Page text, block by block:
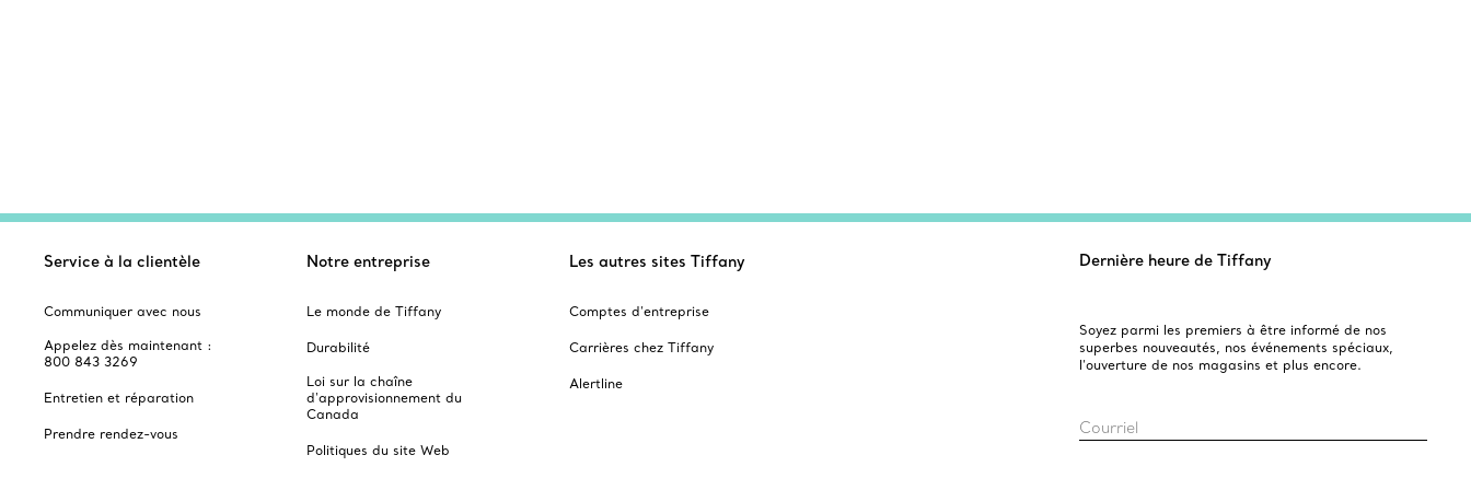
Service à la clientèle
Communiquer avec nous
Appelez dès maintenant :
800 843 3269
Entretien et réparation
Prendre rendez-vous
Notre entreprise
Le monde de Tiffany
Durabilité
Loi sur la chaîne
d'approvisionnement du
Canada
Politiques du site Web
Les autres sites Tiffany
Comptes d’entreprise
Carrières chez Tiffany
Alertline
Dernière heure de Tiffany
Soyez parmi les premiers à être informé de nos
superbes nouveautés, nos événements spéciaux,
l’ouverture de nos magasins et plus encore.
Courriel